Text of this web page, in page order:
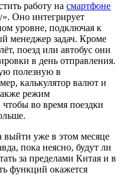
работу на смартфоне
Оно интегрирует
уровне, подключая к
менеджер задач. Кроме
поезд или автобус они
в день отправления.
полезную в
калькулятор валют и
режим
чтобы во время поездки
выйти уже в этом месяце
пока неясно, будут ли
за пределами Китая и в
функций окажется